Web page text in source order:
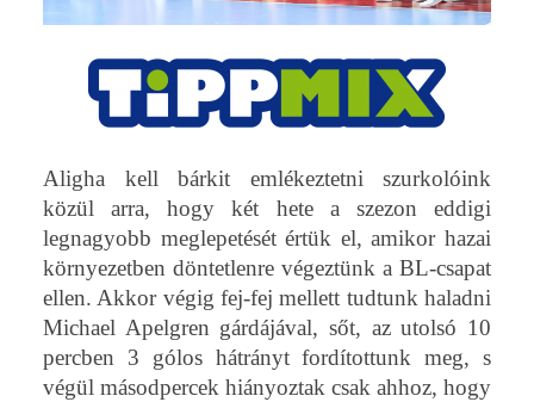
Aligha kell bárkit emlékeztetni szurkolóink
közül arra, hogy két hete a szezon eddigi
legnagyobb meglepetését értük el, amikor hazai
környezetben döntetlenre végeztünk a BL-csapat
ellen. Akkor végig fej-fej mellett tudtunk haladni
Michael Apelgren gárdájával, sőt, az utolsó 10
percben 3 gólos hátrányt fordítottunk meg, s
végül másodpercek hiányoztak csak ahhoz, hogy